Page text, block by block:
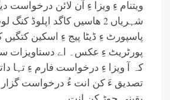
ویتنام ءِ ویزا ءِ آن لائن درخواست
شہریاں 2 ھاسیں کاگد اپلوڈ
پاسپورٹ ءِ ڈیٹا پیج ءِ اسکین کتگیں
پورٹریٹ ءِ عکس۔ اے دستاویزات
کہ آ ویزا ءِ درخواست فارم ءِ تہا
تصدیق ءَ کن انت ءُ درخواست